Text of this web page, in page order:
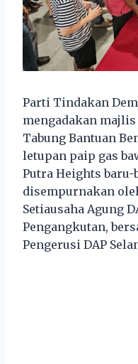
Parti Tindakan
mengadakan
Tabung Bantuan
letupan paip gas
Putra Heights
disempurnakan
Setiausaha Agung
Pengangkutan,
Pengerusi DAP